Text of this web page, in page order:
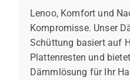
Lenoo, Komfort und
Kompromisse. Unser
Schüttung basiert auf
Plattenresten und
Dämmlösung für Ihr